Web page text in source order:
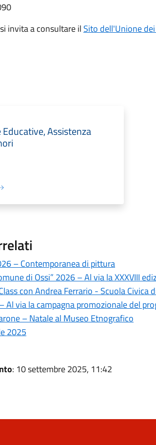
invita a consultare il Sito dell'Unione
Assistenza
– Contemporanea di pittura
di Ossi” 2026 – Al via la XXXVIII
con Andrea Ferrario - Scuola Civica
Al via la campagna promozionale del
– Natale al Museo Etnografico
2025
: 10 settembre 2025, 11:42